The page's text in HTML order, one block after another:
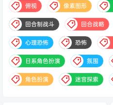
俯视 像素图形
回合制战斗 回合战略
心理恐怖 恐怖
日系角色扮演 氛围
角色扮演 迷宫探索